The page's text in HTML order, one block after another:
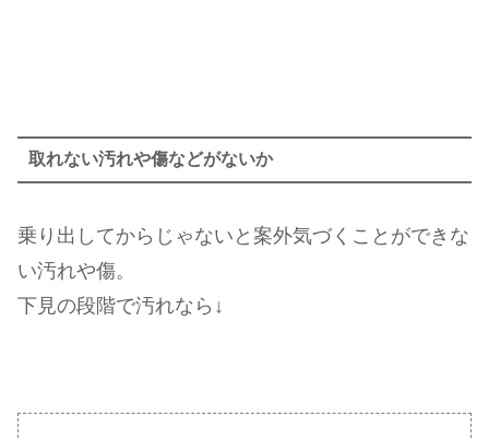
取れない汚れや傷などがないか
乗り出してからじゃないと案外気づくことができな
い汚れや傷。
下見の段階で汚れなら↓